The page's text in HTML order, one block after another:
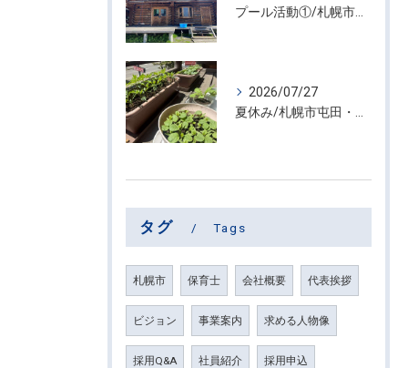
2026/07/27
タグ Tags
札幌市 保育士 会社概要 代表挨拶
ビジョン 事業案内 求める人物像
採用Q&A 社員紹介 採用申込